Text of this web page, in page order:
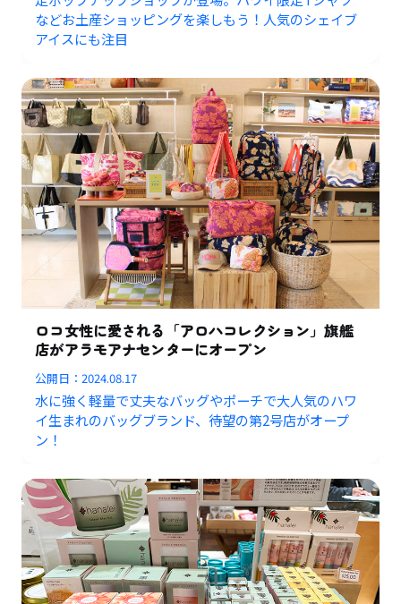
などお土産ショッピングを楽しもう！人気のシェイブ
アイスにも注目
ロコ女性に愛される「アロハコレクション」旗艦
店がアラモアナセンターにオープン
公開日：2024.08.17
水に強く軽量で丈夫なバッグやポーチで大人気のハワ
イ生まれのバッグブランド、待望の第2号店がオープ
ン！